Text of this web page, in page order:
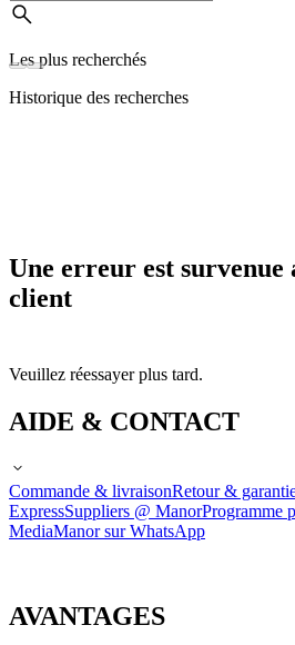
Les plus recherchés
Historique des recherches
Une erreur est survenue
client
Veuillez réessayer plus tard.
AIDE & CONTACT
Commande & livraisonRetour &
ExpressSuppliers @ ManorProgramme
MediaManor sur WhatsApp
AVANTAGES